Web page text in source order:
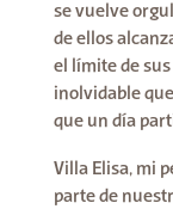
se vuelve
de ellos
el límite de
inolvidable
que un día
Villa Elisa, mi
parte de